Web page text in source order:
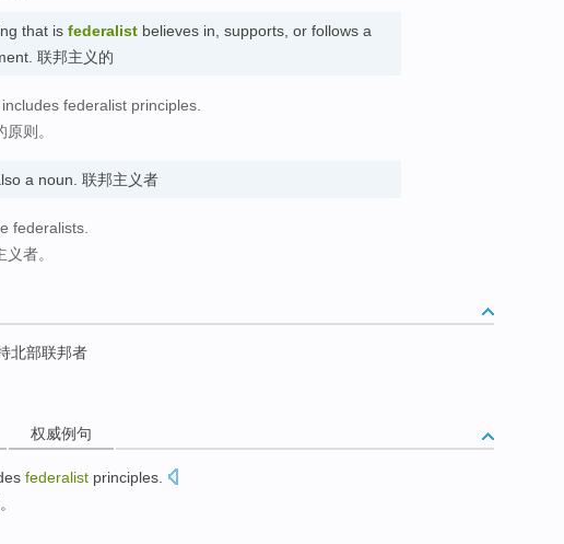
that is federalist believes in, supports, or follows a
联邦主义的
federalist principles.
则。
a noun. 联邦主义者
federalists.
者。
北部联邦者
权威例句
federalist principles
。